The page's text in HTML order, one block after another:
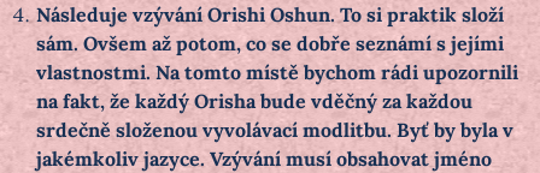
Následuje vzývání Orishi Oshun. To si praktik složí
sám. Ovšem až potom, co se dobře seznámí s jejími
vlastnostmi. Na tomto místě bychom rádi upozornili
na fakt, že každý Orisha bude vděčný za každou
srdečně složenou vyvolávací modlitbu. Byť by byla v
jakémkoliv jazyce. Vzývání musí obsahovat jméno